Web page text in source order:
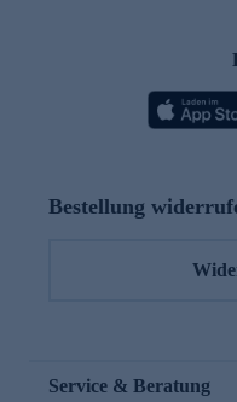
Bestellung
Service & Beratung